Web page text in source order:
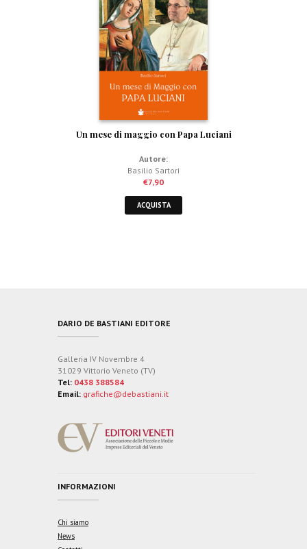
Un mese di maggio con Papa Luciani
Autore:
Basilio Sartori
€7,90
ACQUISTA
DARIO DE BASTIANI EDITORE
Galleria IV Novembre 4
31029 Vittorio Veneto (TV)
Tel: 0438 388584
Email: grafiche@debastiani.it
INFORMAZIONI
Chi siamo
News